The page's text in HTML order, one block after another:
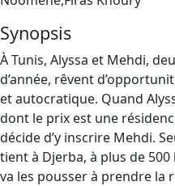
Synopsis
À Tunis, Alyssa et Mehdi,
d’année, rêvent
et autocratique. Quand
dont le prix est une
décide d’y inscrire Mehdi.
tient à Djerba, à plus de 500
va les pousser à prendre la